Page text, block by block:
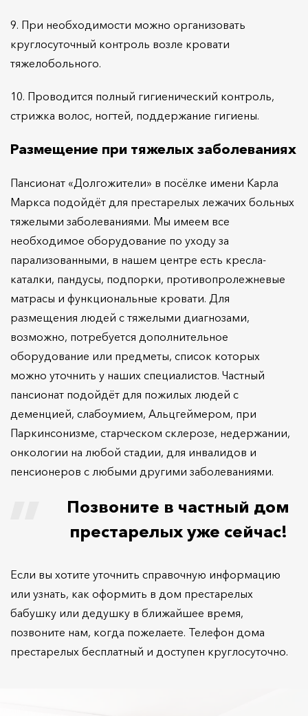
9. При необходимости можно организовать
круглосуточный контроль возле кровати
тяжелобольного.
10. Проводится полный гигиенический контроль,
стрижка волос, ногтей, поддержание гигиены.
Размещение при тяжелых заболеваниях
Пансионат «Долгожители» в посёлке имени Карла
Маркса подойдёт для престарелых лежачих больных
тяжелыми заболеваниями. Мы имеем все
необходимое оборудование по уходу за
парализованными, в нашем центре есть кресла-
каталки, пандусы, подпорки, противопролежневые
матрасы и функциональные кровати. Для
размещения людей с тяжелыми диагнозами,
возможно, потребуется дополнительное
оборудование или предметы, список которых
можно уточнить у наших специалистов. Частный
пансионат подойдёт для пожилых людей с
деменцией, слабоумием, Альцгеймером, при
Паркинсонизме, старческом склерозе, недержании,
онкологии на любой стадии, для инвалидов и
пенсионеров с любыми другими заболеваниями.
Позвоните в частный дом
престарелых уже сейчас!
Если вы хотите уточнить справочную информацию
или узнать, как оформить в дом престарелых
бабушку или дедушку в ближайшее время,
позвоните нам, когда пожелаете. Телефон дома
престарелых бесплатный и доступен круглосуточно.